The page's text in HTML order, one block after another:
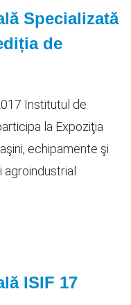
Specializată
de
Institutul de
la Expoziţia
echipamente şi
ISIF 17